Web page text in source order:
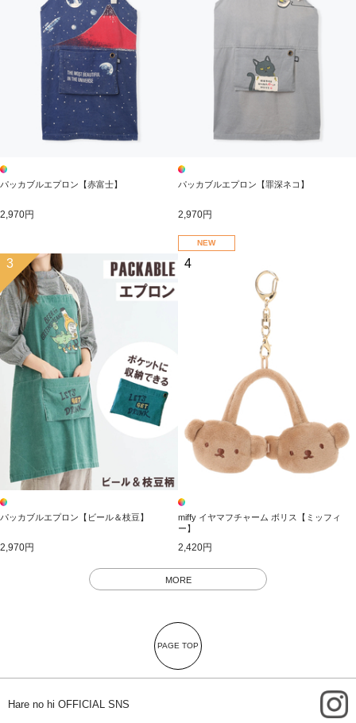
パッカブルエプロン【赤富士】
2,970円
パッカブルエプロン【罪深ネコ】
2,970円
3
パッカブルエプロン【ビール＆枝豆】
2,970円
NEW
4
miffy イヤマフチャーム ボリス【ミッフィ
ー】
2,420円
MORE
PAGE TOP
Hare no hi OFFICIAL SNS